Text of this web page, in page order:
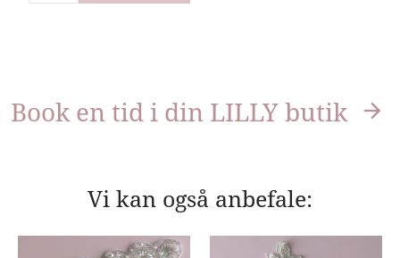
Book en tid i din LILLY butik
Vi kan også anbefale: